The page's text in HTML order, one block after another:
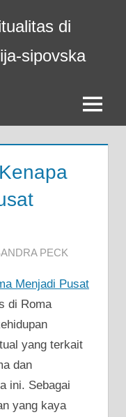
di
sipovska
Menu
PECK
Menjadi Pusat
di Roma
yang terkait
dan
ini. Sebagai
yang kaya